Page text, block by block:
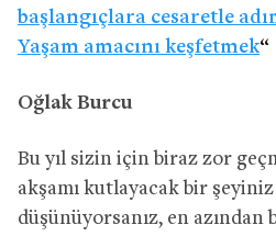
başlangıçlara cesaretle
Yaşam amacını keşfetmek“
Oğlak Burcu
Bu yıl sizin için biraz zor
akşamı kutlayacak bir şeyiniz
düşünüyorsanız, en azından